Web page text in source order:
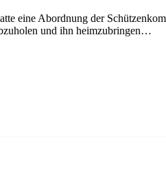
eine Abordnung der
und ihn heimzubringen…